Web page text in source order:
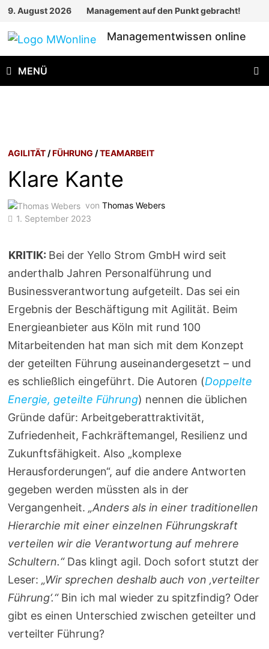
Zum
springen
9. August 2026 Management auf den Punkt gebracht!
Managementwissen online
MENÜ
AGILITÄT /FÜHRUNG /TEAMARBEIT
Klare Kante
vonThomas Webers
1. September 2023
KRITIK: Bei der Yello Strom GmbH wird seit
anderthalb Jahren Personalführung und
Businessverantwortung aufgeteilt. Das sei ein
Ergebnis der Beschäftigung mit Agilität. Beim
Energieanbieter aus Köln mit rund 100
Mitarbeitenden hat man sich mit dem Konzept
der geteilten Führung auseinandergesetzt – und
es schließlich eingeführt. Die Autoren (Doppelte
Energie, geteilte Führung) nennen die üblichen
Gründe dafür: Arbeitgeberattraktivität,
Zufriedenheit, Fachkräftemangel, Resilienz und
Zukunftsfähigkeit. Also „komplexe
Herausforderungen“, auf die andere Antworten
gegeben werden müssten als in der
Vergangenheit.„Anders als in einer traditionellen
Hierarchie mit einer einzelnen Führungskraft
verteilen wir die Verantwortung auf mehrere
Schultern.“Das klingt agil. Doch sofort stutzt der
Leser:„Wir sprechen deshalb auch von ‚verteilter
Führung‘.“Bin ich mal wieder zu spitzfindig? Oder
gibt es einen Unterschied zwischen geteilter und
verteilter Führung?